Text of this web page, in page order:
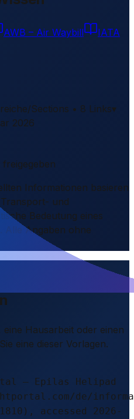
AWB – Air Waybill IATA
Sections • 8 Links▾
2026
freigegeben
Informationen basieren
und
Bedeutung eines
Alle Angaben ohne
Hausarbeit oder einen
eine dieser Vorlagen.
– Epilas Helipad
de/
accessed 2026-